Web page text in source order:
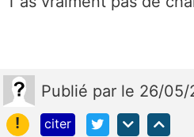
Publié par le 26/05/
!
citer